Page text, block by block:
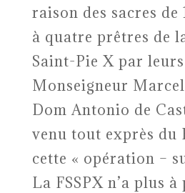
raison des sacres de
à quatre prêtres de
Saint-Pie X par
Monseigneur
Dom Antonio de
venu tout exprès du
cette « opération –
La FSSPX n’a plus